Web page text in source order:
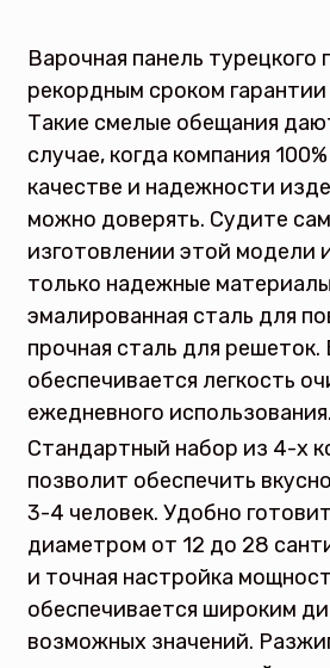
Варочная панель турецкого
рекордным сроком гарантии
Такие смелые обещания
случае, когда компания
качестве и надежности
можно доверять. Судите
изготовлении этой модели
только надежные
эмалированная сталь для
прочная сталь для решеток.
обеспечивается легкость
ежедневного использования.
Стандартный набор из 4-х
позволит обеспечить
3-4 человек. Удобно
диаметром от 12 до 28
и точная настройка
обеспечивается широким
возможных значений.